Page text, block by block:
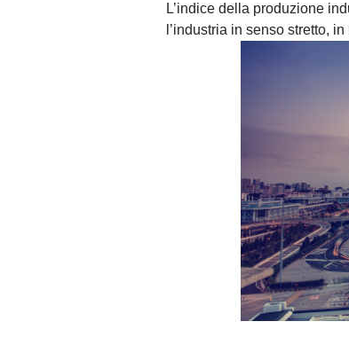
L’indice della produzione
l’industria in senso stretto,